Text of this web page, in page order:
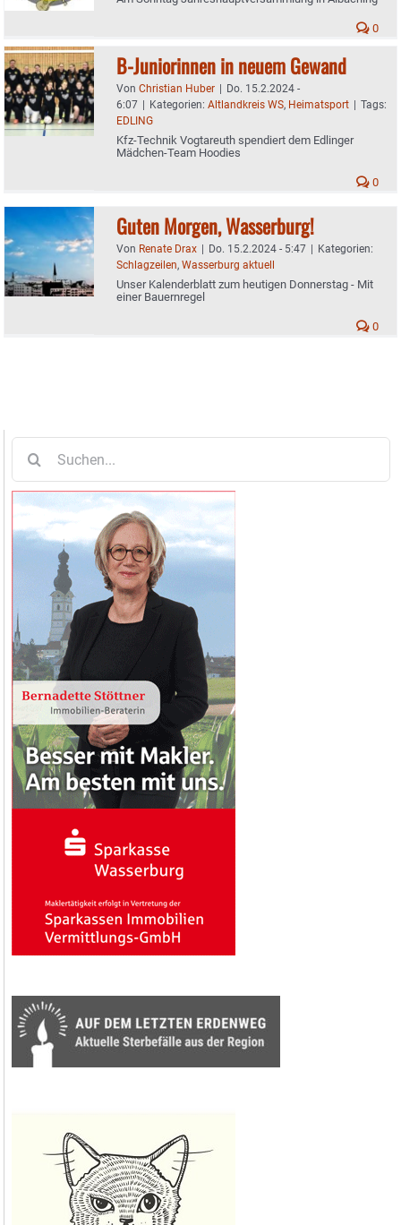
0
B-Juniorinnen in neuem Gewand
Von Christian Huber | Do. 15.2.2024 -
6:07 | Kategorien: Altlandkreis WS, Heimatsport | Tags:
EDLING
Kfz-Technik Vogtareuth spendiert dem Edlinger
Mädchen-Team Hoodies
0
Guten Morgen, Wasserburg!
Von Renate Drax | Do. 15.2.2024 - 5:47 | Kategorien:
Schlagzeilen, Wasserburg aktuell
Unser Kalenderblatt zum heutigen Donnerstag - Mit
einer Bauernregel
0
nach: